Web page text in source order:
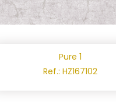
Pure 1
Ref.: HZ167102